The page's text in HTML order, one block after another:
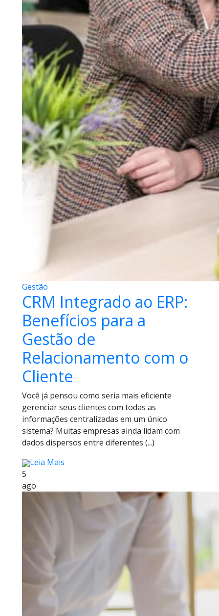
Gestão
CRM Integrado ao ERP:
Benefícios para a
Gestão de
Relacionamento com o
Cliente
Você já pensou como seria mais eficiente
gerenciar seus clientes com todas as
informações centralizadas em um único
sistema? Muitas empresas ainda lidam com
dados dispersos entre diferentes (...)
Leia Mais
5
ago